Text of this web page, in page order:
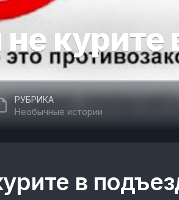
курите
РУБРИКА
Необычные истории
в